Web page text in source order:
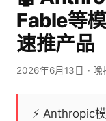
Fable等
速推产品
2026年6月13日 · 晚
⚡ Anthropic模